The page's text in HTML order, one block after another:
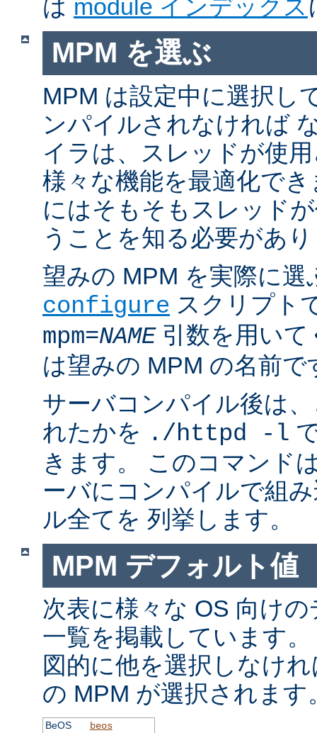
は module インデックス
MPM を選ぶ
MPM は設定中に選択し
ンパイルされなければ
イラは、スレッドが使
様々な機能を最適化で
にはそもそもスレッド
うことを知る必要があ
望みの MPM を実際に選
configure スクリプト
mpm=NAME引数を用い
は望みの MPM の名前で
サーバコンパイル後は
れたかを ./httpd -l
きます。 このコマンド
ーバにコンパイルで組
ル全てを 列挙します。
MPM デフォルト値
次表に様々な OS 向け
一覧を掲載しています
図的に他を選択しなけ
の MPM が選択されます
BeOS
beos